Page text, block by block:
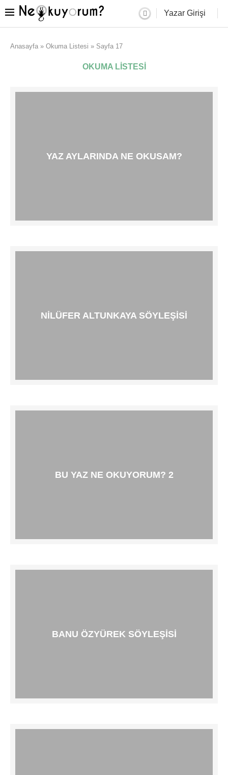
Yazar Girişi
Anasayfa » Okuma Listesi » Sayfa 17
OKUMA LISTESI
YAZ AYLARINDA NE OKUSAM?
NILÜFER ALTUNKAYA SÖYLEŞISI
BU YAZ NE OKUYORUM? 2
BANU ÖZYÜREK SÖYLEŞISI